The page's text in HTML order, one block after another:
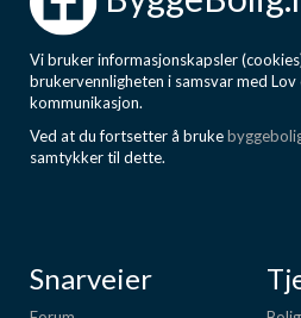
Vi bruker informasjonskapsler
brukervennligheten i samsvar med
kommunikasjon.
Ved at du fortsetter å bruke
samtykker til dette.
Snarveier